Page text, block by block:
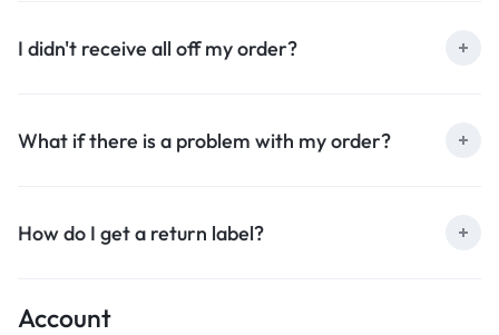
I didn't receive all off my order?
What if there is a problem with my order?
How do I get a return label?
Account